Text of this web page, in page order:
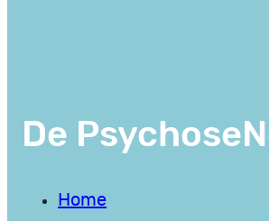
De
Home